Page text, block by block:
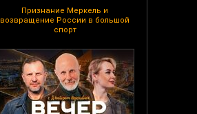
Признание Меркель и
возвращение России в большой
спорт